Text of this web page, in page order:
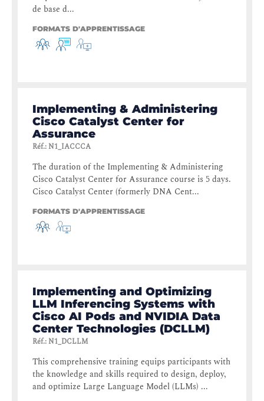
de base d...
FORMATS D'APPRENTISSAGE
Implementing & Administering
Cisco Catalyst Center for
Assurance
Réf.:N1_IACCCA
The duration of the Implementing & Administering
Cisco Catalyst Center for Assurance course is 5 days.
Cisco Catalyst Center (formerly DNA Cent...
FORMATS D'APPRENTISSAGE
Implementing and Optimizing
LLM Inferencing Systems with
Cisco AI Pods and NVIDIA Data
Center Technologies (DCLLM)
Réf.:N1_DCLLM
This comprehensive training equips participants with
the knowledge and skills required to design, deploy,
and optimize Large Language Model (LLMs) ...